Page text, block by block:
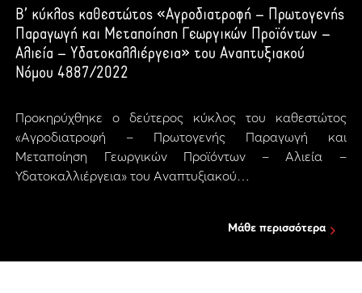
Β’ κύκλος καθεστώτος «Αγροδιατροφή – Πρωτογενής
Παραγωγή και Μεταποίηση Γεωργικών Προϊόντων –
Αλιεία – Υδατοκαλλιέργεια» του Αναπτυξιακού
Νόμου 4887/2022
Προκηρύχθηκε ο δεύτερος κύκλος του καθεστώτος
«Αγροδιατροφή – Πρωτογενής Παραγωγή και
Μεταποίηση Γεωργικών Προϊόντων – Αλιεία –
Υδατοκαλλιέργεια» του Αναπτυξιακού…
Μάθε περισσότερα